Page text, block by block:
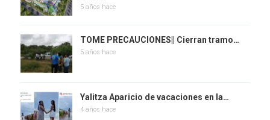
5 años hace
TOME PRECAUCIONES|| Cierran tramo…
5 años hace
Yalitza Aparicio de vacaciones en la…
4 años hace